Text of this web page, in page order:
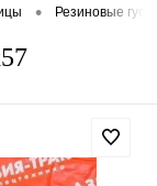
• Резиновые